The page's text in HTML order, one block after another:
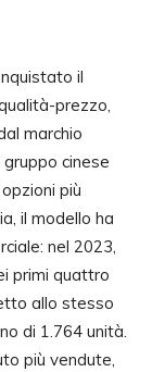
il
prezzo,
marchio
cinese
più
il modello ha
nel 2023,
primi quattro
allo stesso
di 1.764 unità.
più vendute,